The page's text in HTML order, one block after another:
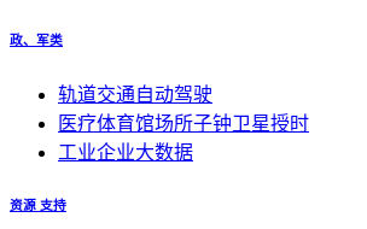
政、军类
轨道交通自动驾驶
医疗体育馆场所子钟卫星授时
工业企业大数据
资源 支持